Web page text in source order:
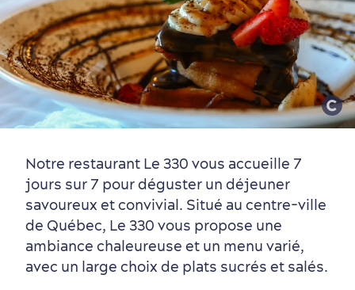
Vieux-Québec
Quartiers centraux
Incontournables
Quoi faire en août
7 expériences gourmandes
Produits locaux
Où dormir?
Vieux-Québec
Forfaits et rabais
Itinéraires
Notre restaurant Le 330 vous accueille 7
jours sur 7 pour déguster un déjeuner
savoureux et convivial. Situé au centre-ville
de Québec, Le 330 vous propose une
ambiance chaleureuse et un menu varié,
avec un large choix de plats sucrés et salés.